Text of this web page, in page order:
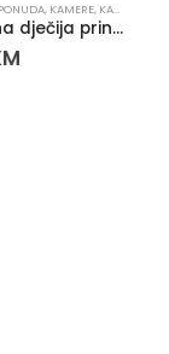
, KAMERE, KAMERE & VIDEO
Termalna dječija print kamera D101 – Instant kamera za djecu 1080P, 2.4” ekran